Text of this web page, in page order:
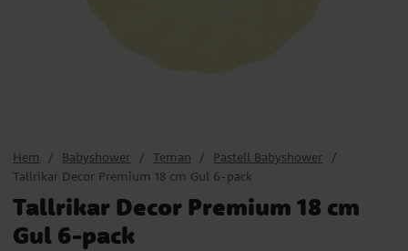
Hem Babyshower Teman
Pastell Babyshower
Tallrikar Decor Premium 18 cm Gul 6-pack
Tallrikar Decor Premium 18 cm
Gul 6-pack